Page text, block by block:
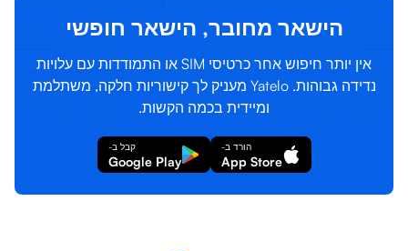
הישאר מחובר, הישאר חופשי
אין יותר חיפוש אחר כרטיסי SIM או התמודדות עם עלויות
נדידה גבוהות. Yatelo מעניק לך קישוריות חלקה, משתלמת
ומיידית בכמה הקשות.
הורד ב-
App Store
קבל ב-
Google Play